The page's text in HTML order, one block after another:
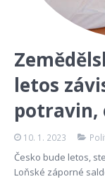
letos
potravin,
10. 1. 2023
Česko bude letos,
Loňské záporné